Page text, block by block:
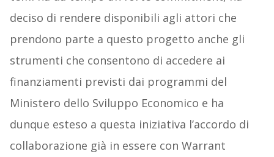
deciso di rendere disponibili agli attori che
prendono parte a questo progetto anche gli
strumenti che consentono di accedere ai
finanziamenti previsti dai programmi del
Ministero dello Sviluppo Economico e ha
dunque esteso a questa iniziativa l’accordo di
collaborazione già in essere con Warrant